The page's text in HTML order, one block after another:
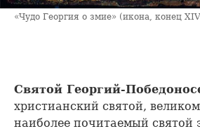
«Чудо Георгия о змие» (икона, конец
Святой Георгий-
христианский святой,
наиболее почитаемый святой